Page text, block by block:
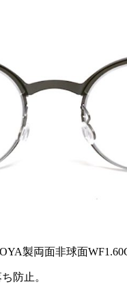
製両面非球面
防止。